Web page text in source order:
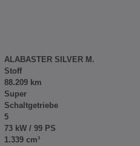
ALABASTER SILVER M.
Stoff
88.209 km
Super
Schaltgetriebe
5
73 kW / 99 PS
1.339 cm³